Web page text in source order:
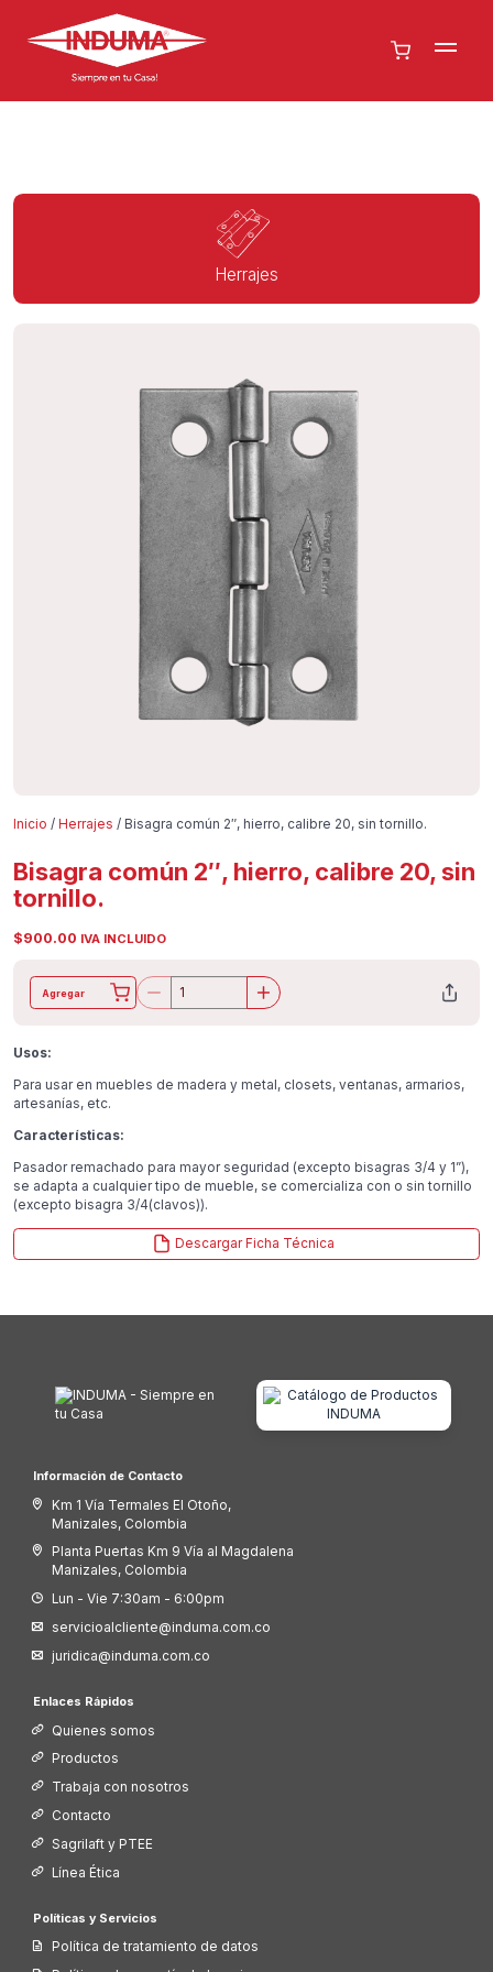
Herrajes
Inicio / Herrajes / Bisagra común 2″, hierro, calibre 20, sin tornillo.
Bisagra común 2″, hierro, calibre 20, sin
tornillo.
$900.00 IVA INCLUIDO
Agregar
Usos:
Para usar en muebles de madera y metal, closets, ventanas, armarios,
artesanías, etc.
Características:
Pasador remachado para mayor seguridad (excepto bisagras 3/4 y 1”),
se adapta a cualquier tipo de mueble, se comercializa con o sin tornillo
(excepto bisagra 3/4(clavos)).
Descargar Ficha Técnica
Información de Contacto
Km 1 Vía Termales El Otoño,
Manizales, Colombia
Planta Puertas Km 9 Vía al Magdalena
Manizales, Colombia
Lun - Vie 7:30am - 6:00pm
servicioalcliente@induma.com.co
juridica@induma.com.co
Enlaces Rápidos
Quienes somos
Productos
Trabaja con nosotros
Contacto
Sagrilaft y PTEE
Línea Ética
Políticas y Servicios
Política de tratamiento de datos